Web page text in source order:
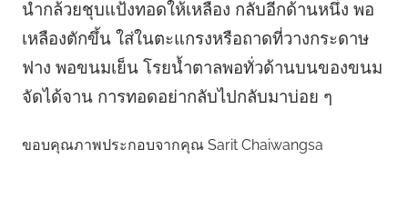
นำกล้วยชุบแป้งทอดให้เหลือง กลับอีกด้านหนึ่ง พอ
เหลืองตักขึ้น ใส่ในตะแกรงหรือถาดที่วางกระดาษ
ฟาง พอขนมเย็น โรยน้ำตาลพอทั่วด้านบนของขนม
จัดได้จาน การทอดอย่ากลับไปกลับมาบ่อย ๆ
ขอบคุณภาพประกอบจากคุณ Sarit Chaiwangsa